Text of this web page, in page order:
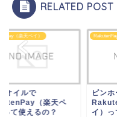
RELATED POST
（楽天ペイ）
ホールアイマスクで
（楽天ペ
って使えるの...
ライ
イ）っ